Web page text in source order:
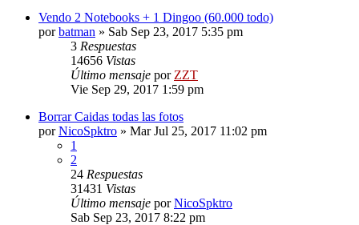
Vendo 2 Notebooks + 1 Dingoo (60.000 todo)
porbatman » Sab Sep 23, 2017 5:35 pm
3 Respuestas
14656 Vistas
Último mensaje por ZZT
Vie Sep 29, 2017 1:59 pm
Borrar Caidas todas las fotos
porNicoSpktro » Mar Jul 25, 2017 11:02 pm
1
2
24 Respuestas
31431 Vistas
Último mensaje porNicoSpktro
Sab Sep 23, 2017 8:22 pm